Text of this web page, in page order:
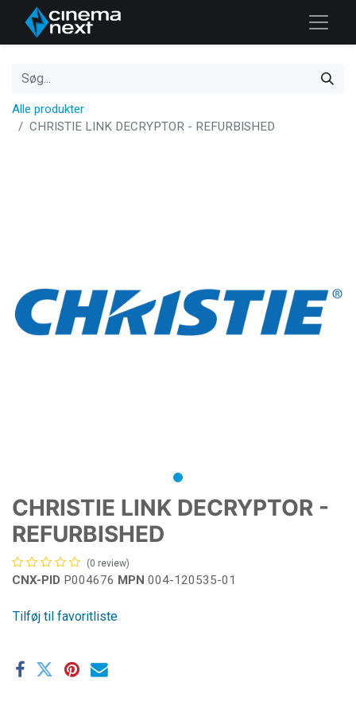
Alle produkter
CHRISTIE LINK DECRYPTOR - REFURBISHED
CHRISTIE LINK DECRYPTOR -
REFURBISHED
(0 review)
CNX-PID P004676 MPN 004-120535-01
Tilføj til favoritliste